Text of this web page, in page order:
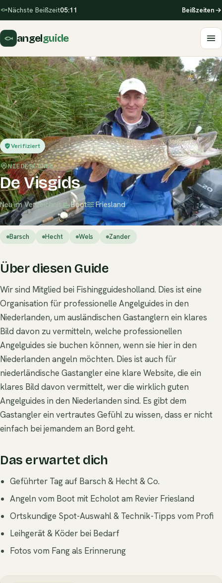
Nächste Beißzeit05:11 Beißzeiten
angelguide
Verifiziert
NIEDERLANDE
De Visgids
Neu im Verzeichnis Boot Friesland
Barsch Hecht Wels Zander
Über diesen Guide
Wir sind Mitglied bei Fishingguidesholland. Dies ist eine
Organisation für professionelle Angelguides in den
Niederlanden, um ausländischen Gastanglern ein klares
Bild davon zu vermitteln, welche professionellen
Angelguides sie buchen können, wenn sie hier in den
Niederlanden angeln möchten. Dies ist auch für
niederländische Gastangler eine klare Website, die ein
klares Bild davon vermittelt, wer die wirklich guten
Angelguides in den Niederlanden sind. Es gibt dem
Gastangler ein vertrautes Gefühl zu wissen, dass er nicht
einfach bei jemandem an Bord geht.
Das erwartet dich
Geführter Tag auf Barsch & Hecht & Co.
Angeln vom Boot mit Echolot am Revier Friesland
Ortskundige Spot-Auswahl & Technik-Tipps vom Profi
Leihgerät & Köder bei Bedarf
Fotos vom Fang als Erinnerung